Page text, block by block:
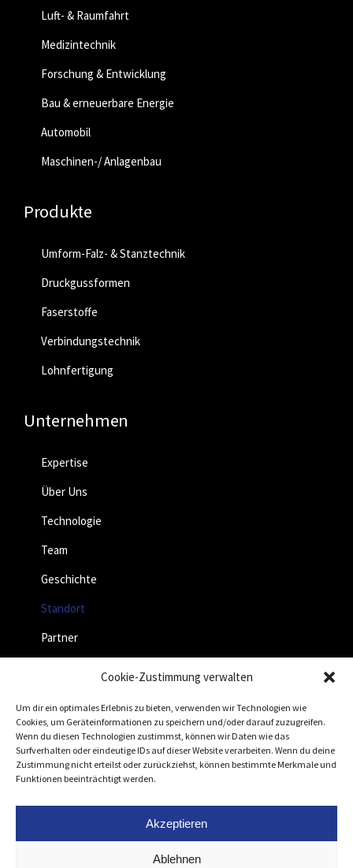
Cookie-Zustimmung verwalten
Um dir ein optimales Erlebnis zu bieten, verwenden wir Technologien wie
Cookies, um Geräteinformationen zu speichern und/oder darauf zuzugreifen.
Wenn du diesen Technologien zustimmst, können wir Daten wie das
Surfverhalten oder eindeutige IDs auf dieser Website verarbeiten. Wenn du deine
Zustimmung nicht erteilst oder zurückziehst, können bestimmte Merkmale und
Funktionen beeinträchtigt werden.
Akzeptieren
Ablehnen
Luft- & Raumfahrt
Medizintechnik
Forschung & Entwicklung
Bau & erneuerbare Energie
Automobil
Maschinen-/ Anlagenbau
Produkte
Umform-Falz- & Stanztechnik
Druckgussformen
Faserstoffe
Verbindungstechnik
Lohnfertigung
Unternehmen
Expertise
Über Uns
Technologie
Team
Geschichte
Standort
Partner